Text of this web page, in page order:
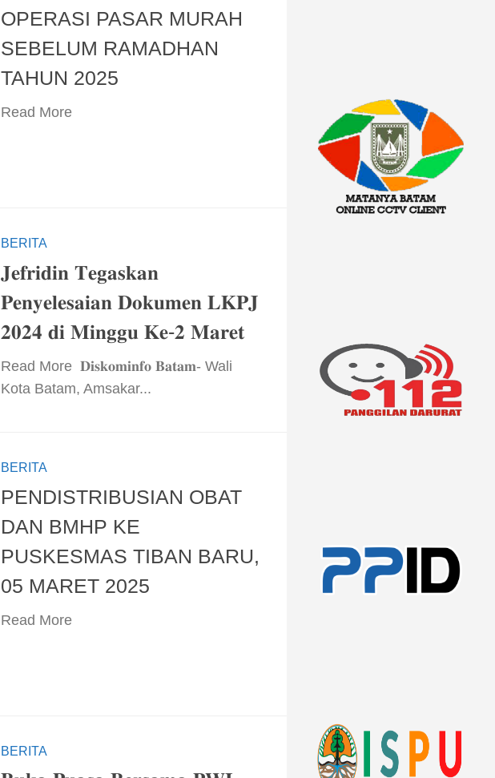
OPERASI PASAR MURAH
SEBELUM RAMADHAN
TAHUN 2025
​Read More ​
BERITA
𝐉𝐞𝐟𝐫𝐢𝐝𝐢𝐧 𝐓𝐞𝐠𝐚𝐬𝐤𝐚𝐧
𝐏𝐞𝐧𝐲𝐞𝐥𝐞𝐬𝐚𝐢𝐚𝐧 𝐃𝐨𝐤𝐮𝐦𝐞𝐧 𝐋𝐊𝐏𝐉
𝟐𝟎𝟐𝟒 𝐝𝐢 𝐌𝐢𝐧𝐠𝐠𝐮 𝐊𝐞-𝟐 𝐌𝐚𝐫𝐞𝐭
​Read More ​ 𝐃𝐢𝐬𝐤𝐨𝐦𝐢𝐧𝐟𝐨 𝐁𝐚𝐭𝐚𝐦- Wali
Kota Batam, Amsakar...
BERITA
PENDISTRIBUSIAN OBAT
DAN BMHP KE
PUSKESMAS TIBAN BARU,
05 MARET 2025
​Read More ​
BERITA